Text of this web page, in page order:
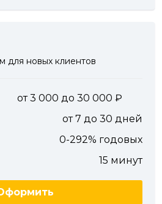
для новых клиентов
от 3 000 до 30 000
от 7 до 30 дней
0-292% годовых
15 минут